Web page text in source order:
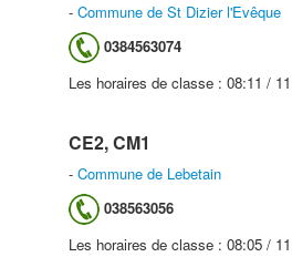
- Commune de St Dizier l'Evêque
0384563074
Les horaires de classe : 08:11 /
CE2, CM1
- Commune de Lebetain
038563056
Les horaires de classe : 08:05 /